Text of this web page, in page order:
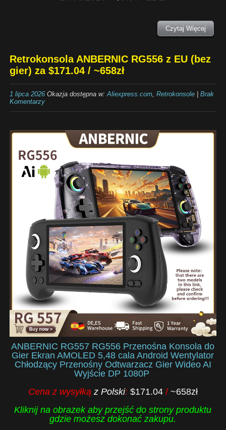
Czytaj Więcej
Retrokonsola ANBERNIC RG556 z EU (bez
gier) za $171.04 / ~658zł
1 lipca 2026Okazja dostępna w:Aliexpress.com, Retrokonsole| Brak
Komentarzy
ANBERNIC RG557 RG556 Przenośna Konsola do
Gier Ekran AMOLED 5,48 cala Android Wentylator
Chłodzący Przenośny Odtwarzacz Gier Wideo AI
Wyjście DP 1080P
Cena z wysyłkąz Polski: $171.04 / ~658zł
Kliknij na obrazek aby przejść do strony produktu
gdzie możesz dokonać zakupu.